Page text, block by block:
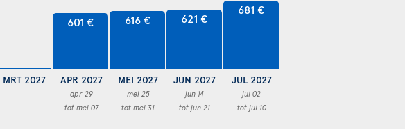
MRT 2027
601 €
APR 2027
apr 29
tot mei 07
616 €
MEI 2027
mei 25
tot mei 31
621 €
JUN 2027
jun 14
tot jun 21
681 €
JUL 2027
jul 02
tot jul 10